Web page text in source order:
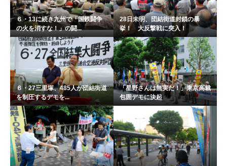
６・13に続き九州で「国鉄闘争
の火を消すな！」の闘...
28日未明、団結街道封鎖の暴
挙！ 大反撃戦に突入！
６・27三里塚、485人が団結街道
を制圧するデモを...
「星野さんは無実だ！」東京高裁
包囲デモに決起